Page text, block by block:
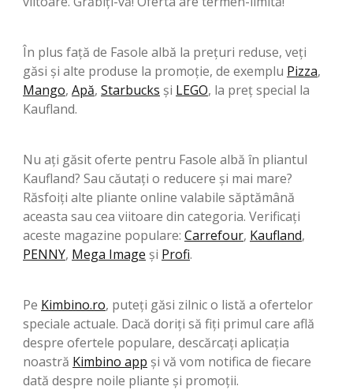
În plus față de Fasole albă la prețuri reduse, veți
găsi și alte produse la promoție, de exemplu Pizza,
Mango, Apă, Starbucks şi LEGO, la preț special la
Kaufland.
Nu ați găsit oferte pentru Fasole albă în pliantul
Kaufland? Sau căutați o reducere și mai mare?
Răsfoiți alte pliante online valabile săptămână
aceasta sau cea viitoare din categoria. Verificați
aceste magazine populare: Carrefour, Kaufland,
PENNY, Mega Image şi Profi.
Pe Kimbino.ro, puteți găsi zilnic o listă a ofertelor
speciale actuale. Dacă doriți să fiți primul care află
despre ofertele populare, descărcați aplicația
noastră Kimbino app și vă vom notifica de fiecare
dată despre noile pliante și promoții.